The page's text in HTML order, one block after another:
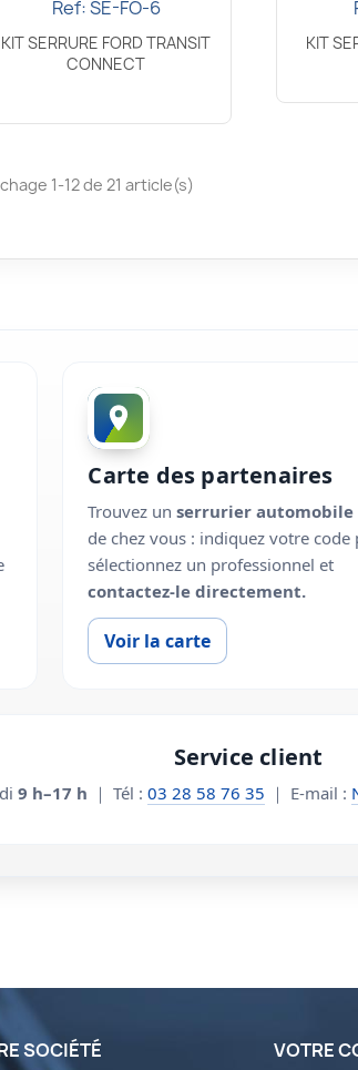
Aperçu rapide
Ref: SE-FO-6
KIT SERRURE FORD TRANSIT
CONNECT
KIT
1-12 de 21 article(s)
Carte des partenaires
Trouvez unserrurier automobile
de chez vous : indiquez votre code
sélectionnez un professionnel et
contactez-le directement.
Voir la carte
Service client
9 h–17 h ｜ Tél :03 28 58 76 35 ｜ E-mail :
SOCIÉTÉ VOTRE